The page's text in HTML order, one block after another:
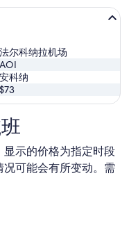
法尔科纳拉机场
AOI
安科纳
$73
示的价格为指定时段
可能会有所变动。需